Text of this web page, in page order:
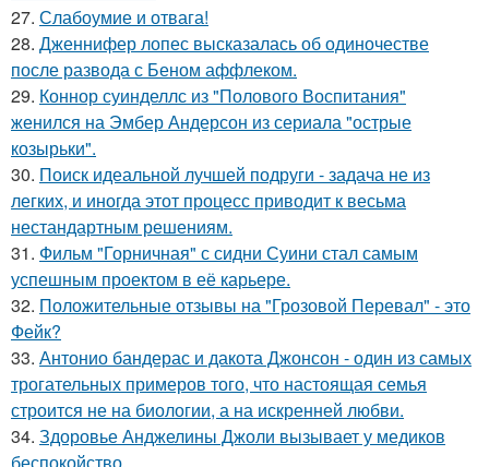
27. Слабоумие и отвага!
28. Дженнифер лопес высказалась об одиночестве
после развода с Беном аффлеком.
29. Коннор суинделлс из "Полового Воспитания"
женился на Эмбер Андерсон из сериала "острые
козырьки".
30. Поиск идеальной лучшей подруги - задача не из
легких, и иногда этот процесс приводит к весьма
нестандартным решениям.
31. Фильм "Горничная" с сидни Суини стал самым
успешным проектом в её карьере.
32. Положительные отзывы на "Грозовой Перевал" - это
Фейк?
33. Антонио бандерас и дакота Джонсон - один из самых
трогательных примеров того, что настоящая семья
строится не на биологии, а на искренней любви.
34. Здоровье Анджелины Джоли вызывает у медиков